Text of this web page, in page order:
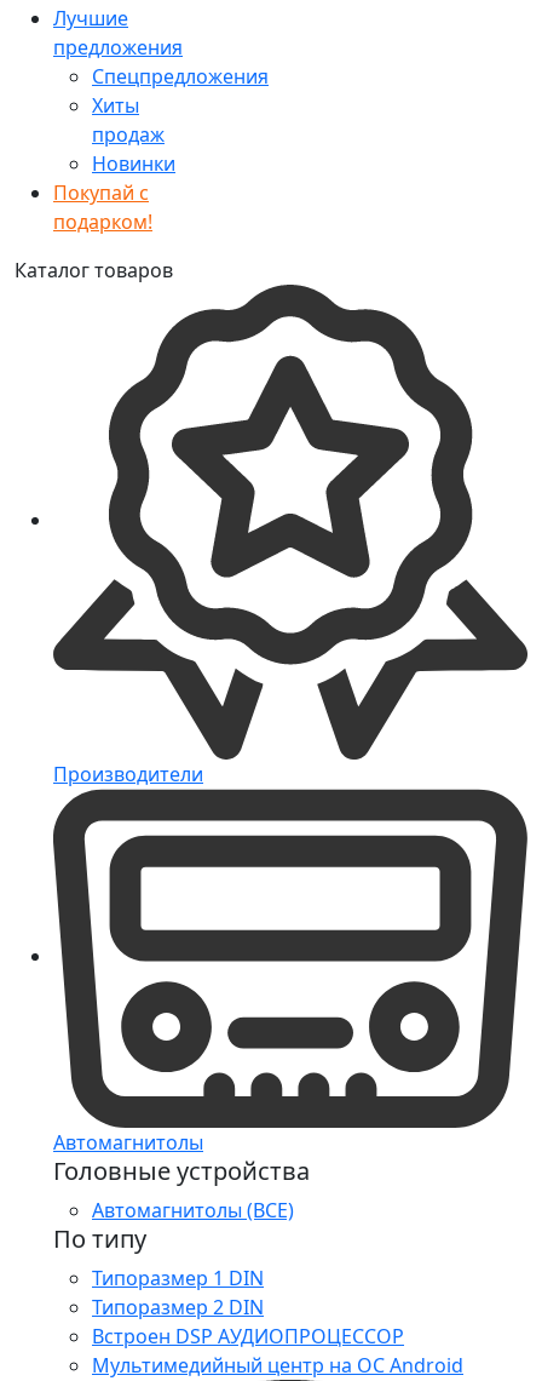
Лучшие
предложения
Спецпредложения
Хиты
продаж
Новинки
Покупай с
подарком!
Каталог товаров
Производители
Автомагнитолы
Головные устройства
Автомагнитолы (ВСЕ)
По типу
Типоразмер 1 DIN
Типоразмер 2 DIN
Встроен DSP АУДИОПРОЦЕССОР
Мультимедийный центр на ОС Android